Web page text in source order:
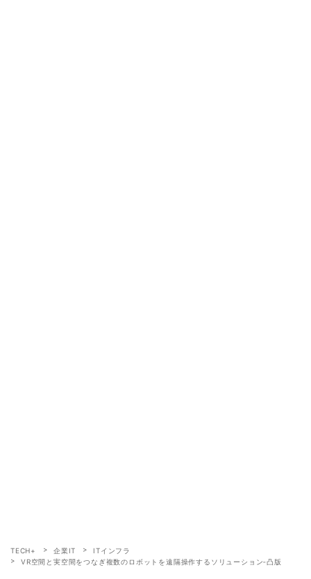
TECH+ 企業IT
ITインフラ
VR空間と実空間をつなぎ複数のロボットを遠隔操作するソリューション‐凸版